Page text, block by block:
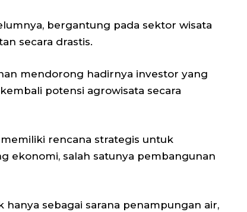
bergantung pada sektor wisata
secara drastis.
mendorong hadirnya investor yang
potensi agrowisata secara
rencana strategis untuk
ekonomi, salah satunya pembangunan
sebagai sarana penampungan air,